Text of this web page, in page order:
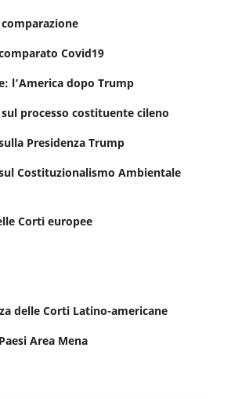
Covid19
l’America dopo Trump
processo costituente cileno
Presidenza Trump
Costituzionalismo Ambientale
Corti europee
delle Corti Latino-americane
Area Mena